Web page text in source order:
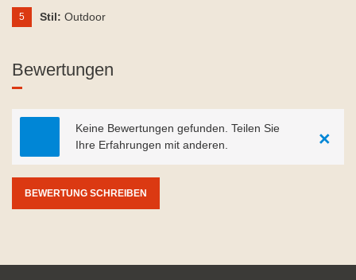
5 Stil: Outdoor
Bewertungen
Keine Bewertungen gefunden. Teilen Sie
Ihre Erfahrungen mit anderen.
×
BEWERTUNG SCHREIBEN